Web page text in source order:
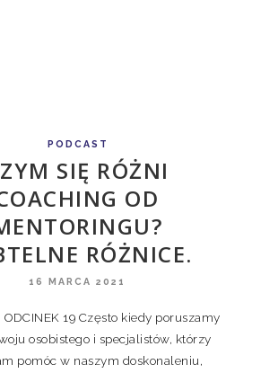
PODCAST
SIĘ RÓŻNI
OD
RÓŻNICE.
16 MARCA 2021
ODCINEK 19 Często kiedy poruszamy
osobistego i specjalistów, którzy
pomóc w naszym doskonaleniu,